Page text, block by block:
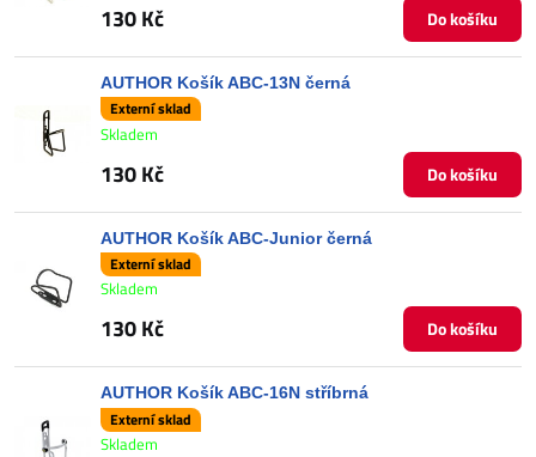
130 Kč Do košíku
AUTHOR Košík ABC-13N černá
Externí sklad
Skladem
130 Kč Do košíku
AUTHOR Košík ABC-Junior černá
Externí sklad
Skladem
130 Kč Do košíku
AUTHOR Košík ABC-16N stříbrná
Externí sklad
Skladem